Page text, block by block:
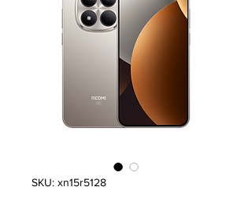
SKU: xn15r5128